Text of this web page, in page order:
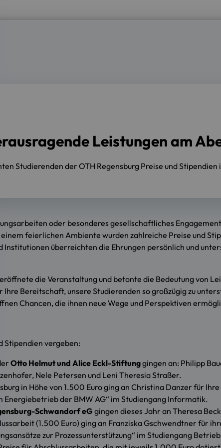
Leistungen am
Studierenden der OTH Regensburg Preise und
oder besonderes gesellschaftliches
feierlichen Ambiente wurden zahlreiche Preise und
überreichten die Ehrungen persönlich und
die Veranstaltung und betonte die Bedeutung von
Bereitschaft, unsere Studierenden so großzügig zu
Chancen, die ihnen neue Wege und Perspektiven
Stipendien vergeben:
Otto Helmut und Alice Eckl-Stiftunggingen an: Philipp
Nele Petersen und Leni Theresia Straßer.
in Höhe von 1.500 Euro ging an Christina Danzer für
Energiebetrieb der BMW AG“ im Studiengang Informatik.
Schwandorf eG gingen dieses Jahr an Theresa
(1.500 Euro) ging an Franziska Gschwendtner für
zur Prozessunterstützung“ im Studiengang